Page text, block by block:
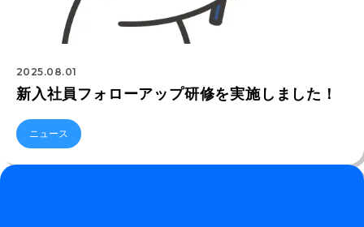
2025.08.01
新入社員フォローアップ研修を実施しました！
ニュース